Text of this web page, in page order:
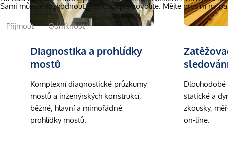
Diagnostika a prohlídky
mostů
Komplexní diagnostické průzkumy
mostů a inženýrských konstrukcí,
běžné, hlavní a mimořádné
prohlídky mostů.
statické a
zkoušky,
on-line.
Sami můžete rozhodnout, zda cookies povolíte. Mějte prosím na
Přijmout
Odmítnout